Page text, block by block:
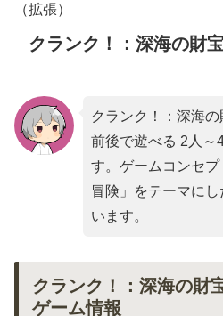
（拡張）
クランク！：深海の財宝
クランク！：深海
前後で遊べる 2人～
す。ゲームコンセプ
冒険 」をテーマに
います。
クランク！：深海の財
ゲーム情報